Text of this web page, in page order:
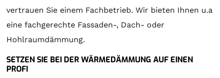
vertrauen Sie einem Fachbetrieb. Wir bieten Ihnen u.a
eine fachgerechte Fassaden-, Dach- oder
Hohlraumdämmung.
SETZEN SIE BEI DER WÄRMEDÄMMUNG AUF EINEN
PROFI